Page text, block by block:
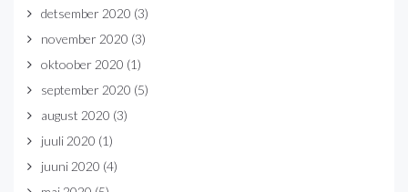
detsember 2020 (3)
november 2020 (3)
oktoober 2020 (1)
september 2020 (5)
august 2020 (3)
juuli 2020 (1)
juuni 2020 (4)